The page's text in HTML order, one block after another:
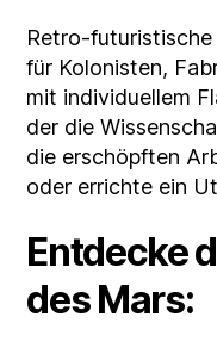
Retro-
für Kolonisten,
mit individuellem
der die
die erschöpften
oder errichte ein
Entdecke
des Mars: